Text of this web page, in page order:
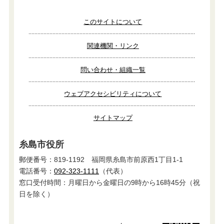
このサイトについて
関連機関・リンク
問い合わせ・組織一覧
ウェブアクセシビリティについて
サイトマップ
糸島市役所
郵便番号：819-1192 福岡県糸島市前原西1丁目1-1
電話番号： 092-323-1111（代表）
窓口受付時間：月曜日から金曜日の9時から16時45分（祝
日を除く）